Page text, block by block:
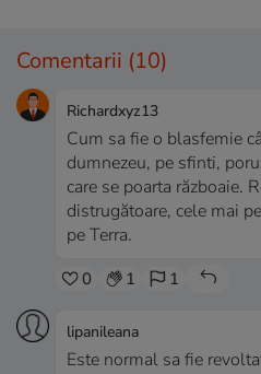
Comentarii (10)
Richardxyz13
Cum sa fie o blasfemie
dumnezeu, pe sfinti,
care se poarta războaie.
distrugătoare, cele mai
pe Terra.
0 1 1
lipanileana
Este normal sa fie